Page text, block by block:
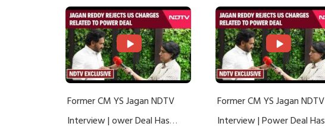
Former CM YS Jagan NDTV
Interview | ower Deal Has
Former CM YS Jagan NDTV
Interview | Power Deal Has